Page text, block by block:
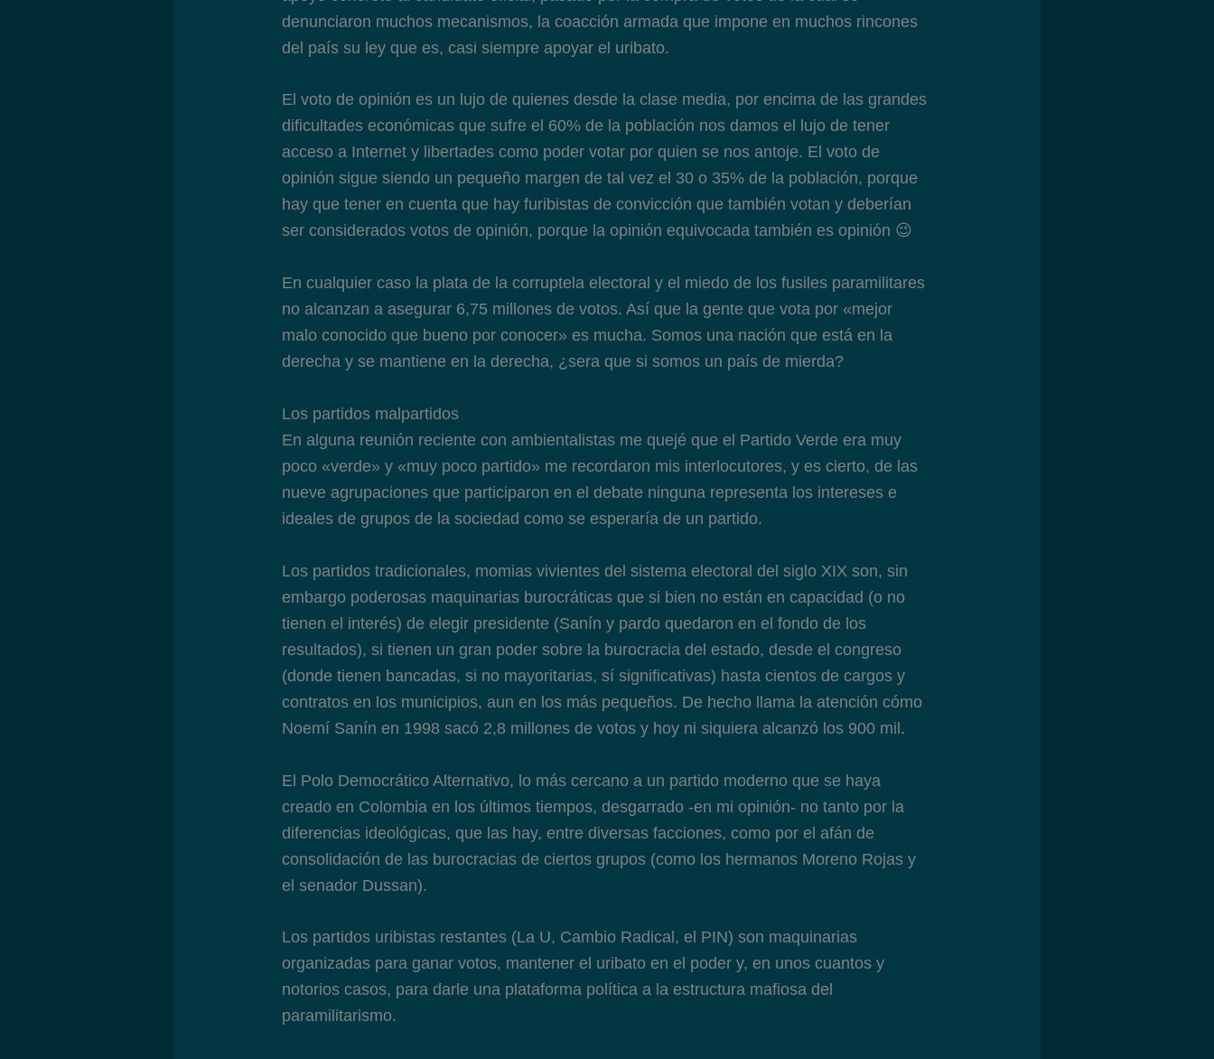
denunciaron muchos mecanismos, la coacción armada que impone en muchos rincones
del país su ley que es, casi siempre apoyar el uribato.
El voto de opinión es un lujo de quienes desde la clase media, por encima de las grandes
dificultades económicas que sufre el 60% de la población nos damos el lujo de tener
acceso a Internet y libertades como poder votar por quien se nos antoje. El voto de
opinión sigue siendo un pequeño margen de tal vez el 30 o 35% de la población, porque
hay que tener en cuenta que hay furibistas de convicción que también votan y deberían
ser considerados votos de opinión, porque la opinión equivocada también es opinión 😉
En cualquier caso la plata de la corruptela electoral y el miedo de los fusiles paramilitares
no alcanzan a asegurar 6,75 millones de votos. Así que la gente que vota por «mejor
malo conocido que bueno por conocer» es mucha. Somos una nación que está en la
derecha y se mantiene en la derecha, ¿sera que si somos un país de mierda?
Los partidos malpartidos
En alguna reunión reciente con ambientalistas me quejé que el Partido Verde era muy
poco «verde» y «muy poco partido» me recordaron mis interlocutores, y es cierto, de las
nueve agrupaciones que participaron en el debate ninguna representa los intereses e
ideales de grupos de la sociedad como se esperaría de un partido.
Los partidos tradicionales, momias vivientes del sistema electoral del siglo XIX son, sin
embargo poderosas maquinarias burocráticas que si bien no están en capacidad (o no
tienen el interés) de elegir presidente (Sanín y pardo quedaron en el fondo de los
resultados), si tienen un gran poder sobre la burocracia del estado, desde el congreso
(donde tienen bancadas, si no mayoritarias, sí significativas) hasta cientos de cargos y
contratos en los municipios, aun en los más pequeños. De hecho llama la atención cómo
Noemí Sanín en 1998 sacó 2,8 millones de votos y hoy ni siquiera alcanzó los 900 mil.
El Polo Democrático Alternativo, lo más cercano a un partido moderno que se haya
creado en Colombia en los últimos tiempos, desgarrado -en mi opinión- no tanto por la
diferencias ideológicas, que las hay, entre diversas facciones, como por el afán de
consolidación de las burocracias de ciertos grupos (como los hermanos Moreno Rojas y
el senador Dussan).
Los partidos uribistas restantes (La U, Cambio Radical, el PIN) son maquinarias
organizadas para ganar votos, mantener el uribato en el poder y, en unos cuantos y
notorios casos, para darle una plataforma política a la estructura mafiosa del
paramilitarismo.